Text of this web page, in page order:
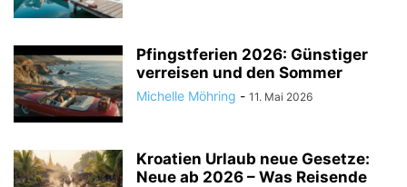
Pfingstferien 2026: Günstiger
verreisen und den Sommer
Michelle Möhring - 11. Mai 2026
Kroatien Urlaub neue Gesetze:
Neue ab 2026 – Was Reisende